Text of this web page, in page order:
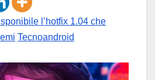
l’hotfix 1.04 che
Tecnoandroid